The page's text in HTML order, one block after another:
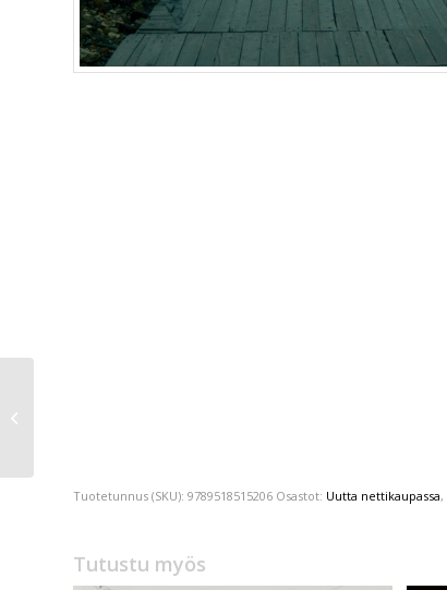
Tuotetunnus (SKU): 9789518515206 Osastot: Uutta nettikaupassa,
Tutustu myös